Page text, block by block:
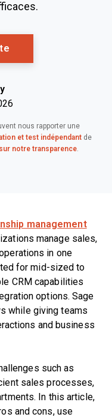
nous rapporter une
et test indépendant de
notre transparence.
management
manage sales,
in one
for mid-sized to
CRM capabilities
options. Sage
while giving teams
and business
such as
sales processes,
In this article,
and cons, use